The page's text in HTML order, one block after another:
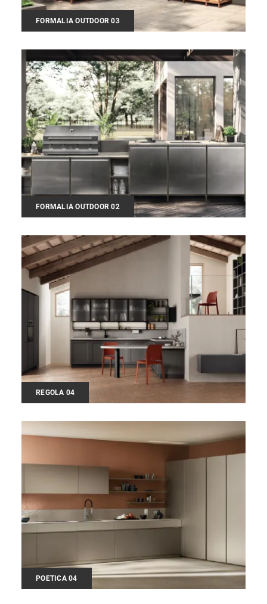
FORMALIA OUTDOOR 03
FORMALIA OUTDOOR 02
REGOLA 04
POETICA 04